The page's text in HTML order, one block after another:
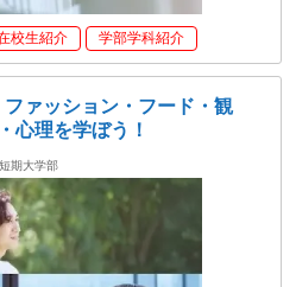
校生紹介 学部学科紹介
ァッション・フード・観
心理を学ぼう！
期大学部